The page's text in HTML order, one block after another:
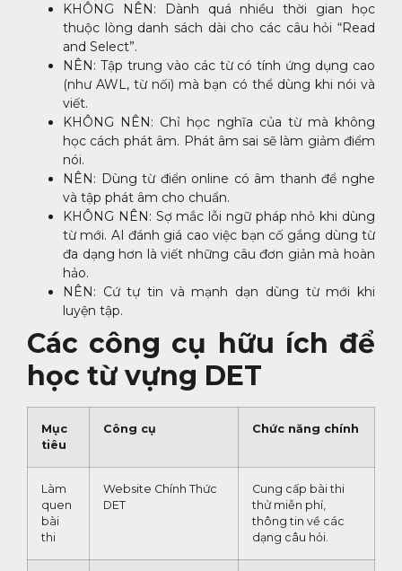
KHÔNG NÊN: Dành quá nhiều thời gian học
thuộc lòng danh sách dài cho các câu hỏi “Read
and Select”.
NÊN: Tập trung vào các từ có tính ứng dụng cao
(như AWL, từ nối) mà bạn có thể dùng khi nói và
viết.
KHÔNG NÊN: Chỉ học nghĩa của từ mà không
học cách phát âm. Phát âm sai sẽ làm giảm điểm
nói.
NÊN: Dùng từ điển online có âm thanh để nghe
và tập phát âm cho chuẩn.
KHÔNG NÊN: Sợ mắc lỗi ngữ pháp nhỏ khi dùng
từ mới. AI đánh giá cao việc bạn cố gắng dùng từ
đa dạng hơn là viết những câu đơn giản mà hoàn
hảo.
NÊN: Cứ tự tin và mạnh dạn dùng từ mới khi
luyện tập.
Các công cụ hữu ích để
học từ vựng DET
Mục
tiêu
Công cụ Chức năng chính
Làm
quen
bài
thi
Website Chính Thức
DET
Cung cấp bài thi
thử miễn phí,
thông tin về các
dạng câu hỏi.